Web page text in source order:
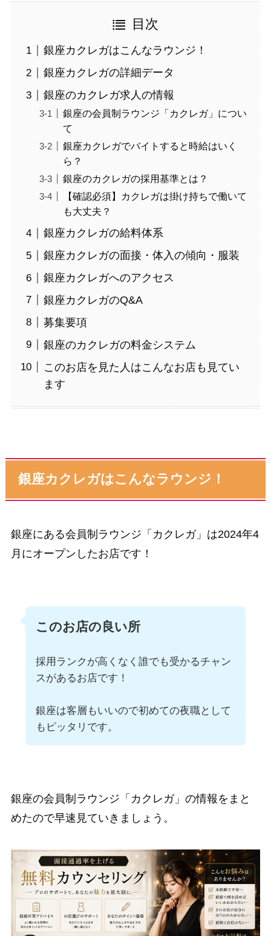
目次
銀座カクレガはこんなラウンジ！
銀座カクレガの詳細データ
銀座のカクレガ求人の情報
銀座の会員制ラウンジ「カクレガ」につい
て
銀座カクレガでバイトすると時給はいく
ら？
銀座のカクレガの採用基準とは？
【確認必須】カクレガは掛け持ちで働いて
も大丈夫？
銀座カクレガの給料体系
銀座カクレガの面接・体入の傾向・服装
銀座カクレガへのアクセス
銀座カクレガのQ&A
募集要項
銀座のカクレガの料金システム
このお店を見た人はこんなお店も見てい
ます
銀座カクレガはこんなラウンジ！
銀座にある会員制ラウンジ「カクレガ」は2024年4
月にオープンしたお店です！
このお店の良い所
採用ランクが高くなく誰でも受かるチャン
スがあるお店です！
銀座は客層もいいので初めての夜職として
もピッタリです。
銀座の会員制ラウンジ「カクレガ」の情報をまと
めたので早速見ていきましょう。